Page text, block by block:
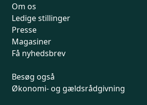
Om os
Ledige stillinger
Presse
Magasiner
Få nyhedsbrev
Besøg også
Økonomi- og gældsrådgivning